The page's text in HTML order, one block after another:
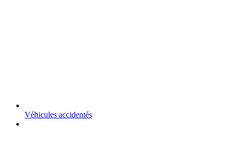
Véhicules accidentés